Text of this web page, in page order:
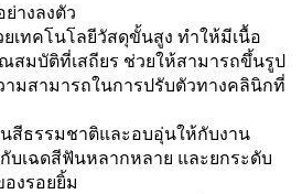
ย่างลงตัว
เทคโนโลยีวัสดุขั้นสูง ทำให้มีเนื้อ
สมบัติที่เสถียร ช่วยให้สามารถขึ้นรูป
มสามารถในการปรับตัวทางคลินิกที่
สีธรรมชาติและอบอุ่นให้กับงาน
เฉดสีฟันหลากหลาย และยกระดับ
งรอยยิ้ม